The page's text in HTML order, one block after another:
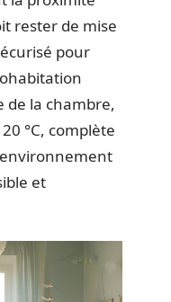
rester de mise
pour
la chambre,
°C, complète
et